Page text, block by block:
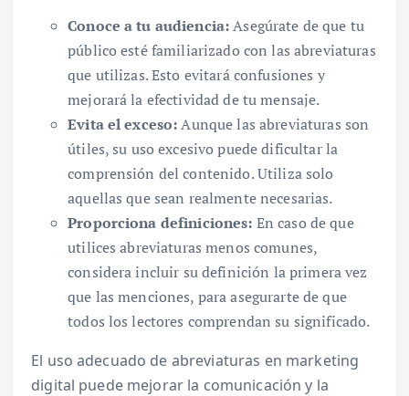
Conoce a tu audiencia:Asegúrate de que tu
público esté familiarizado con las abreviaturas
que utilizas. Esto evitará confusiones y
mejorará la efectividad de tu mensaje.
Evita el exceso:Aunque las abreviaturas son
útiles, su uso excesivo puede dificultar la
comprensión del contenido. Utiliza solo
aquellas que sean realmente necesarias.
Proporciona definiciones: En caso de que
utilices abreviaturas menos comunes,
considera incluir su definición la primera vez
que las menciones, para asegurarte de que
todos los lectores comprendan su significado.
El uso adecuado de abreviaturas en marketing
digital puede mejorar la comunicación y la